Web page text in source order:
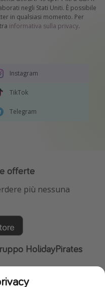
negli Stati Uniti. È possibile
in qualsiasi momento. Per
informativa sulla privacy.
Instagram
TikTok
Telegram
offerte
più nessuna
HolidayPirates